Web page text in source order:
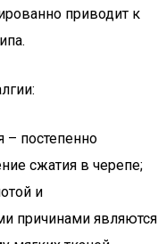
приводит к
постепенно
сжатия в черепе;
и
причинами являются